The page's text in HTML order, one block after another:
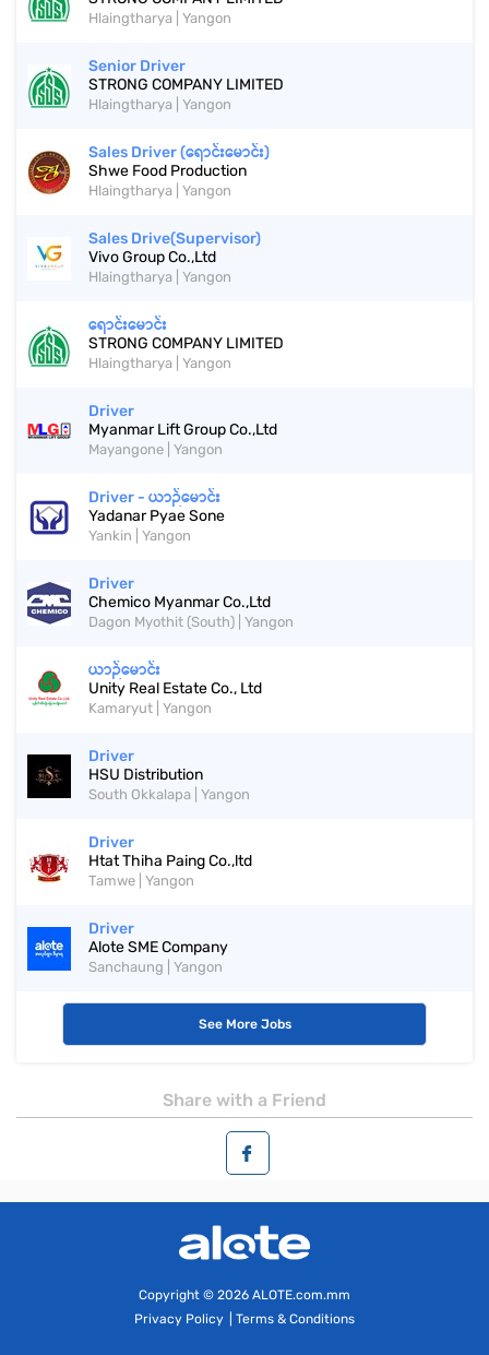
Hlaingtharya | Yangon
Senior Driver
STRONG COMPANY LIMITED
Hlaingtharya | Yangon
Sales Driver (ရောင်းမောင်း)
Shwe Food Production
Hlaingtharya | Yangon
Sales Drive(Supervisor)
Vivo Group Co.,Ltd
Hlaingtharya | Yangon
ရောင်းမောင်း
STRONG COMPANY LIMITED
Hlaingtharya | Yangon
Driver
Myanmar Lift Group Co.,Ltd
Mayangone | Yangon
Driver - ယာဉ်မောင်း
Yadanar Pyae Sone
Yankin | Yangon
Driver
Chemico Myanmar Co.,Ltd
Dagon Myothit (South) | Yangon
ယာဉ်မောင်း
Unity Real Estate Co., Ltd
Kamaryut | Yangon
Driver
HSU Distribution
South Okkalapa | Yangon
Driver
Htat Thiha Paing Co.,ltd
Tamwe | Yangon
Driver
Alote SME Company
Sanchaung | Yangon
See More Jobs
Share with a Friend
Copyright © 2026 ALOTE.com.mm
Privacy Policy
Terms & Conditions